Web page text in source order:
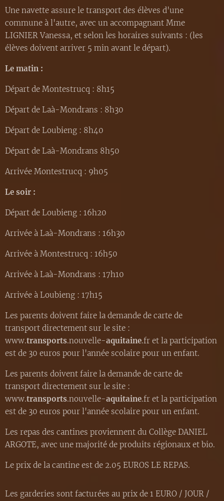
Une navette assure le transport des élèves d'une
commune à l'autre, avec un accompagnant Mme
LIGNIER Vanessa, et selon les horaires suivants : (les
élèves doivent arriver 5 min avant le départ).
Le matin :
Départ de Montestrucq : 8h15
Départ de Laà-Mondrans : 8h30
Départ de Loubieng : 8h40
Départ de Laà-Mondrans 8h50
Arrivée Montestrucq : 9h05
Le soir :
Départ de Loubieng : 16h20
Arrivée à Laà-Mondrans : 16h30
Arrivée à Montestrucq : 16h50
Arrivée à Laà-Mondrans : 17h10
Arrivée à Loubieng : 17h15
Les parents doivent faire la demande de carte de
transport directement sur le site :
www.transports.nouvelle-aquitaine.fr et la participation
est de 30 euros pour l'année scolaire pour un enfant.
Les parents doivent faire la demande de carte de
transport directement sur le site :
www.transports.nouvelle-aquitaine.fr et la participation
est de 30 euros pour l'année scolaire pour un enfant.
Les repas des cantines proviennent du Collège DANIEL
ARGOTE, avec une majorité de produits régionaux et bio.
Le prix de la cantine est de 2.05 EUROS LE REPAS.
Les garderies sont facturées au prix de 1 EURO / JOUR /